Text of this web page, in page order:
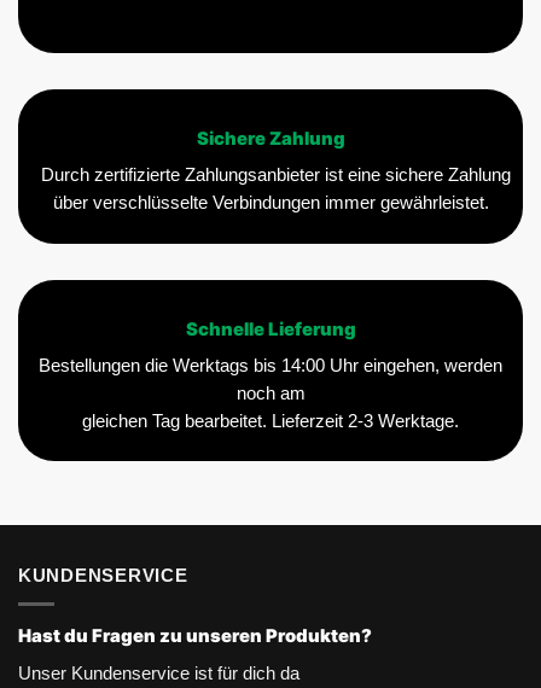
Sichere Zahlung
Durch zertifizierte Zahlungsanbieter ist eine sichere Zahlung
über verschlüsselte Verbindungen immer gewährleistet.
Schnelle Lieferung
Bestellungen die Werktags bis 14:00 Uhr eingehen, werden
noch am
gleichen Tag bearbeitet. Lieferzeit 2-3 Werktage.
KUNDENSERVICE
Hast du Fragen zu unseren Produkten?
Unser Kundenservice ist für dich da